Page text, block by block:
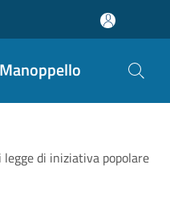
di iniziativa popolare